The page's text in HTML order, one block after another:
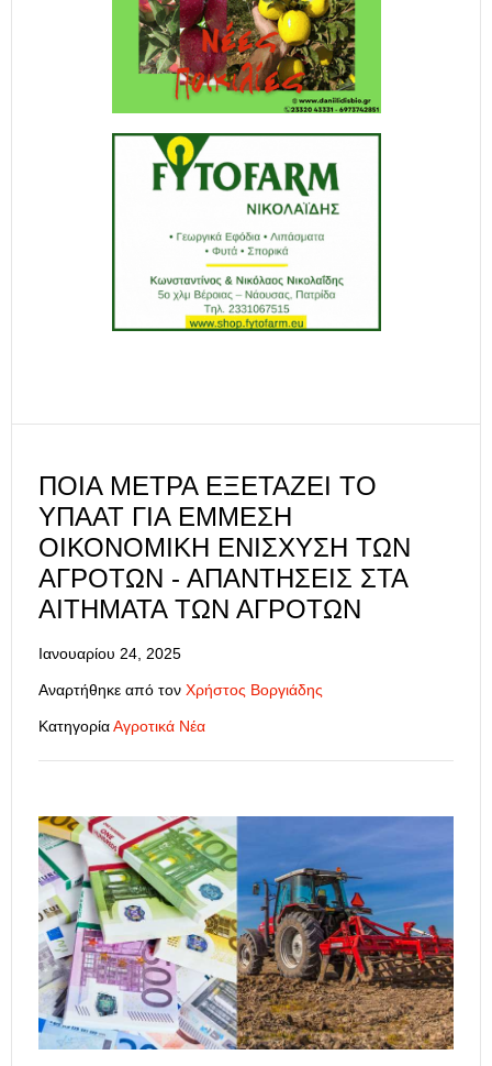
ΠΟΙΑ ΜΈΤΡΑ ΕΞΕΤΆΖΕΙ ΤΟ
ΥΠΑΑΤ ΓΙΑ ΈΜΜΕΣΗ
ΟΙΚΟΝΟΜΙΚΉ ΕΝΊΣΧΥΣΗ ΤΩΝ
ΑΓΡΟΤΏΝ - ΑΠΑΝΤΉΣΕΙΣ ΣΤΑ
ΑΙΤΉΜΑΤΑ ΤΩΝ ΑΓΡΟΤΏΝ
Ιανουαρίου 24, 2025
Αναρτήθηκε από τον Χρήστος Βοργιάδης
ΚατηγορίαΑγροτικά Νέα